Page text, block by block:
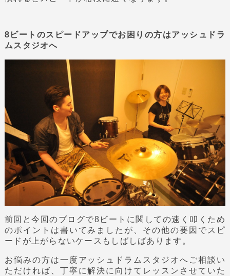
8ビートのスピードアップでお困りの方はアッシュドラ
ムスタジオへ
前回と今回のブログで8ビートに関しての速く叩くため
のポイントは書いてみましたが、その他の要因でスピ
ードが上がらないケースもしばしばあります。
お悩みの方は一度アッシュドラムスタジオへご相談い
ただければ、丁寧に解決に向けてレッスンさせていた